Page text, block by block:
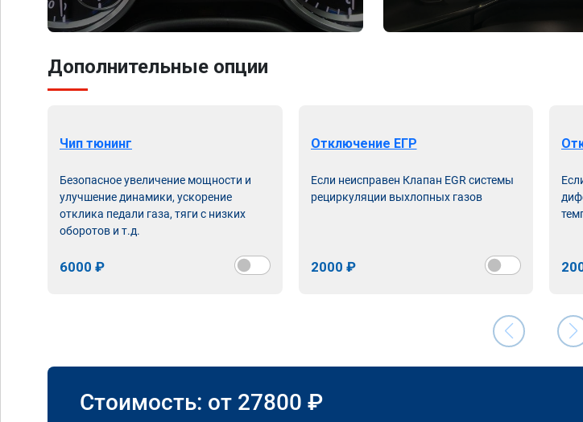
Дополнительные опции
Чип тюнинг
Безопасное увеличение мощности и
улучшение динамики, ускорение
отклика педали газа, тяги с низких
оборотов и т.д.
6000 ₽
Отключение ЕГР
Если неисправен Клапан EGR системы
рециркуляции выхлопных газов
2000 ₽
Стоимость: от 27800 ₽